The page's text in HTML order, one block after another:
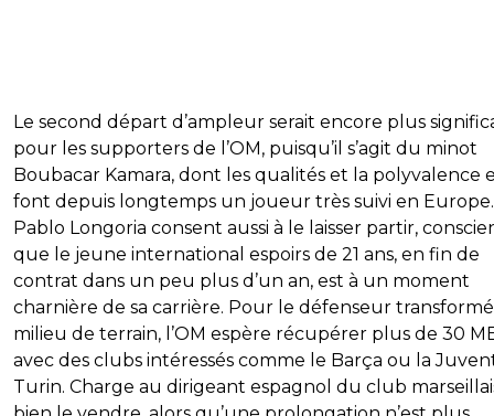
Le second départ d’ampleur serait encore plus
pour les supporters de l’OM, puisqu’il s’agit du minot
Boubacar Kamara, dont les qualités et la polyvalence
font depuis longtemps un joueur très suivi en Europe.
Pablo Longoria consent aussi à le laisser partir,
que le jeune international espoirs de 21 ans, en fin de
contrat dans un peu plus d’un an, est à un moment
charnière de sa carrière. Pour le défenseur
milieu de terrain, l’OM espère récupérer plus de 30
avec des clubs intéressés comme le Barça ou la
Turin. Charge au dirigeant espagnol du club